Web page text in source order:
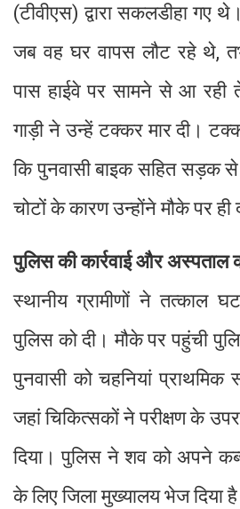
(टीवीएस) द्वारा सकलडीहा गए
जब वह घर वापस लौट रहे थे,
पास हाईवे पर सामने से आ रही
गाड़ी ने उन्हें टक्कर मार दी।
कि पुनवासी बाइक सहित सड़क
चोटों के कारण उन्होंने मौके पर ही
पुलिस की कार्रवाई और अस्पताल
स्थानीय ग्रामीणों ने तत्काल
पुलिस को दी। मौके पर पहुंची
पुनवासी को चहनियां प्राथमिक
जहां चिकित्सकों ने परीक्षण के
दिया। पुलिस ने शव को अपने
के लिए जिला मुख्यालय भेज दिया